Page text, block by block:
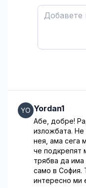
Yordan1
Абе, добре!
изложбата. Не
нея, ама сега
че подкрепят
трябва да има
само в София.
интересно ми